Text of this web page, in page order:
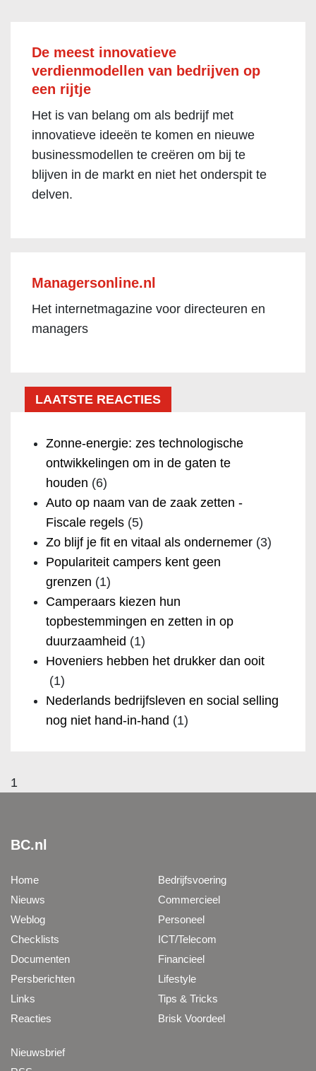
De meest innovatieve
verdienmodellen van bedrijven op
een rijtje
Het is van belang om als bedrijf met
innovatieve ideeën te komen en nieuwe
businessmodellen te creëren om bij te
blijven in de markt en niet het onderspit te
delven.
Managersonline.nl
Het internetmagazine voor directeuren en
managers
LAATSTE REACTIES
Zonne-energie: zes technologische
ontwikkelingen om in de gaten te
houden (6)
Auto op naam van de zaak zetten -
Fiscale regels (5)
Zo blijf je fit en vitaal als ondernemer (3)
Populariteit campers kent geen
grenzen (1)
Camperaars kiezen hun
topbestemmingen en zetten in op
duurzaamheid (1)
Hoveniers hebben het drukker dan ooit
(1)
Nederlands bedrijfsleven en social selling
nog niet hand-in-hand (1)
1
BC.nl
Home
Nieuws
Weblog
Checklists
Documenten
Persberichten
Links
Reacties
Bedrijfsvoering
Commercieel
Personeel
ICT/Telecom
Financieel
Lifestyle
Tips & Tricks
Brisk Voordeel
Nieuwsbrief